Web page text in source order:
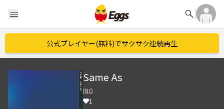
menu search
公式プレイヤー(無料)でサクサク連続再生
Same As
INO
1